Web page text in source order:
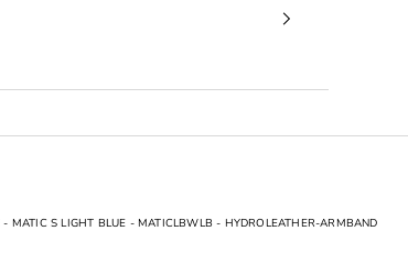
- MATIC S LIGHT BLUE - MATICLBWLB - HYDROLEATHER-ARMBAND